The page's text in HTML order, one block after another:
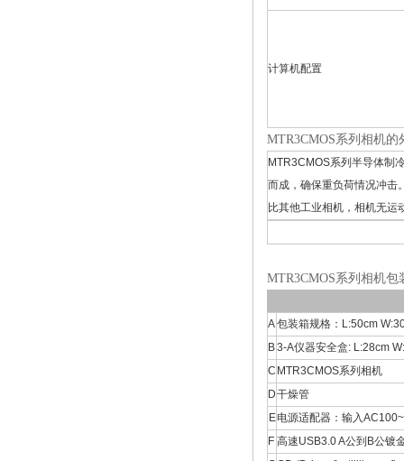
计算机配置
MTR3CMOS系列相机的
MTR3CMOS系列半导体制
而成，确保重负荷情况冲击
比其他工业相机，相机无运
MTR3CMOS系列相机包
A包装箱规格：L:50cm
B3-A仪器安全盒: L:28cm
C MTR3CMOS系列相机
D干燥管
E电源适配器：输入
F 高速USB3.0 A公到B公镀